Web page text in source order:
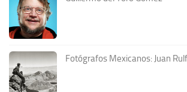
Fotógrafos Mexicanos: Juan